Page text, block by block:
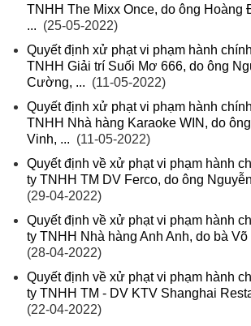
TNHH The Mixx Once, do ông Hoàng
... (25-05-2022)
Quyết định xử phạt vi phạm hành
TNHH Giải trí Suối Mơ 666, do ông
Cường, ... (11-05-2022)
Quyết định xử phạt vi phạm hành
TNHH Nhà hàng Karaoke WIN, do
Vinh, ... (11-05-2022)
Quyết định về xử phạt vi phạm hành
ty TNHH TM DV Ferco, do ông
(29-04-2022)
Quyết định về xử phạt vi phạm hành
ty TNHH Nhà hàng Anh Anh, do bà Võ
(28-04-2022)
Quyết định về xử phạt vi phạm hành
ty TNHH TM - DV KTV Shanghai
(22-04-2022)